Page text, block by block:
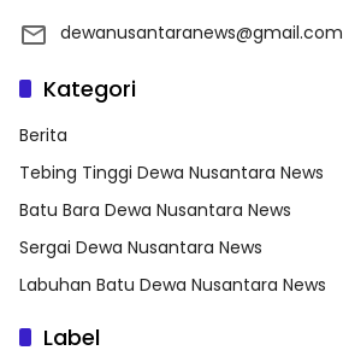
dewanusantaranews@gmail.com
Kategori
Berita
Tebing Tinggi Dewa Nusantara News
Batu Bara Dewa Nusantara News
Sergai Dewa Nusantara News
Labuhan Batu Dewa Nusantara News
Label